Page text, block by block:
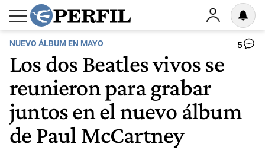
NUEVO ÁLBUM EN MAYO 5
Los dos Beatles vivos se
reunieron para grabar
juntos en el nuevo álbum
de Paul McCartney